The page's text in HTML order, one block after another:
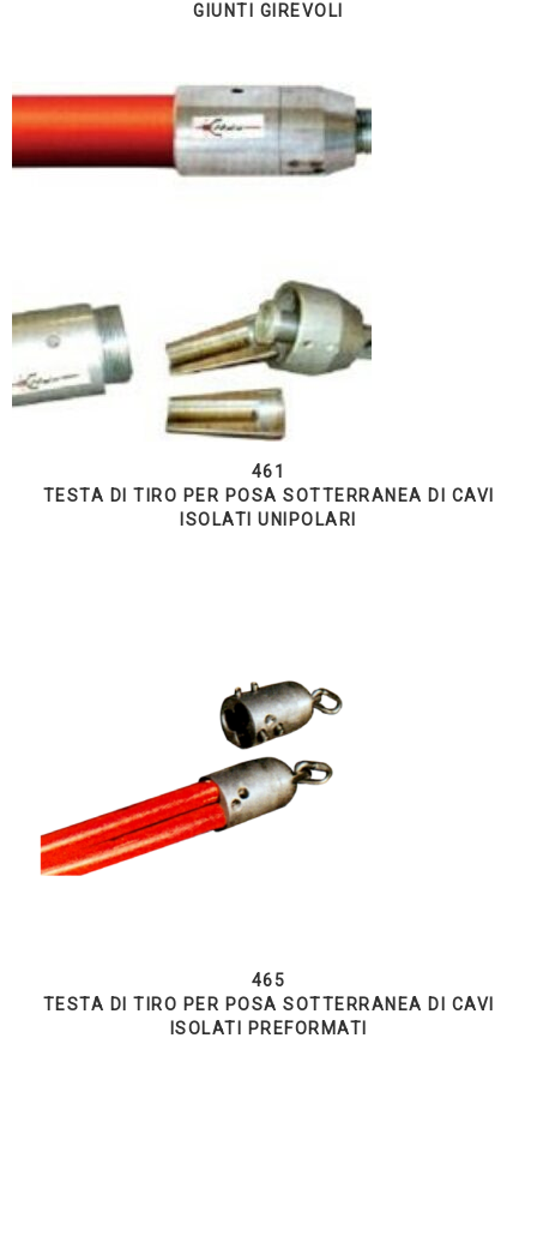
GIUNTI GIREVOLI
461
TESTA DI TIRO PER POSA SOTTERRANEA DI CAVI
ISOLATI UNIPOLARI
465
TESTA DI TIRO PER POSA SOTTERRANEA DI CAVI
ISOLATI PREFORMATI